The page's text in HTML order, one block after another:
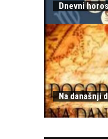
Dnevni
Na današnji